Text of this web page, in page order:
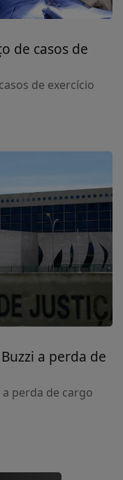
de casos de
de exercício
a perda de
perda de cargo